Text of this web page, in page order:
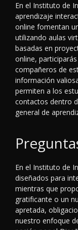
En el Instituto de
aprendizaje
online fomentan
utilizando aulas
basadas en
online,
compañeros de
información
permiten a los
contactos dentro
general de
En el Instituto de
diseñados para
mientras que
gratificante o un
apretada,
nuestro enfoque